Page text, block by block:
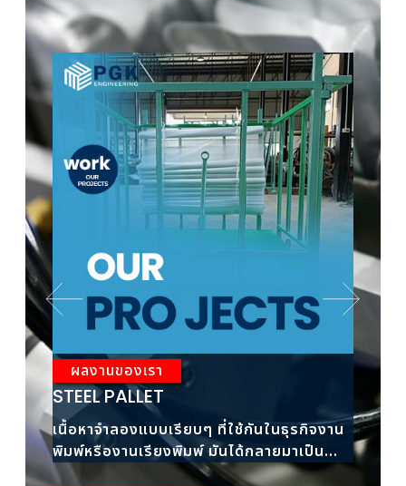
ผลงานของเรา
STEEL PALLET
เนื้อหาจำลองแบบเรียบๆ ที่ใช้กันในธุรกิจงาน
พิมพ์หรืองานเรียงพิมพ์ มันได้กลายมาเป็น
เนื้อหาจำลองมาตรฐาน
เนื้อ